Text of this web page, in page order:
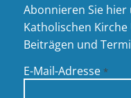
Abonnieren Sie
Katholischen
Beiträgen und
E-Mail-Adresse *